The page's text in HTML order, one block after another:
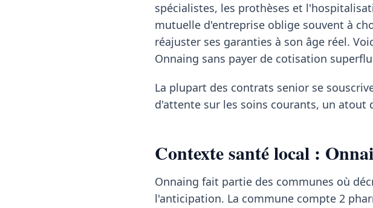
spécialistes, les prothèses et
mutuelle d'entreprise oblige souvent à
réajuster ses garanties à son âge réel.
Onnaing sans payer de cotisation
La plupart des contrats senior se
d'attente sur les soins courants, un atout
Contexte santé local :
Onnaing fait partie des communes où
l'anticipation. La commune compte 2